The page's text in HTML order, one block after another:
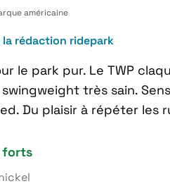
américaine
la rédaction ridepark
le park pur. Le TWP
très sain.
Du plaisir à répéter les
forts